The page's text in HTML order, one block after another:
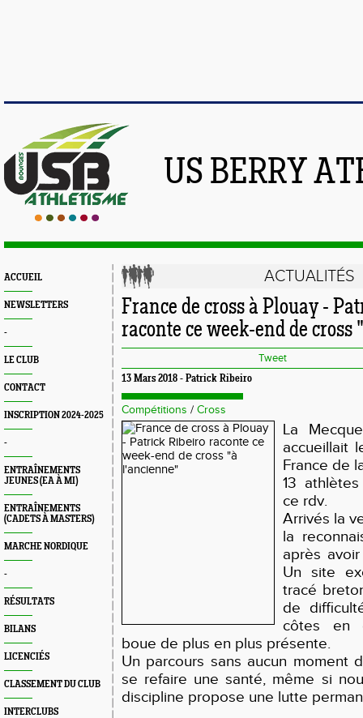
US BERRY
ACCUEIL
NEWSLETTERS
-
LE CLUB
CONTACT
INSCRIPTION 2024-2025
-
ENTRAÎNEMENTS
JEUNES (EA À MI)
ENTRAÎNEMENTS
(CADETS À MASTERS)
MARCHE NORDIQUE
-
RÉSULTATS
BILANS
LICENCIÉS
CLASSEMENT DU CLUB
INTERCLUBS
ACTUALITÉS
France de cross à Plouay -
raconte ce week-end de
Tweet
13 Mars 2018 - Patrick Ribeiro
Compétitions / Cross
La
accueillait
France de
13
ce rdv.
Arrivés la
la
après
Un site
tracé
de
côtes en
boue de plus en plus présente.
Un parcours sans aucun moment
se refaire une santé, même si
discipline propose une lutte